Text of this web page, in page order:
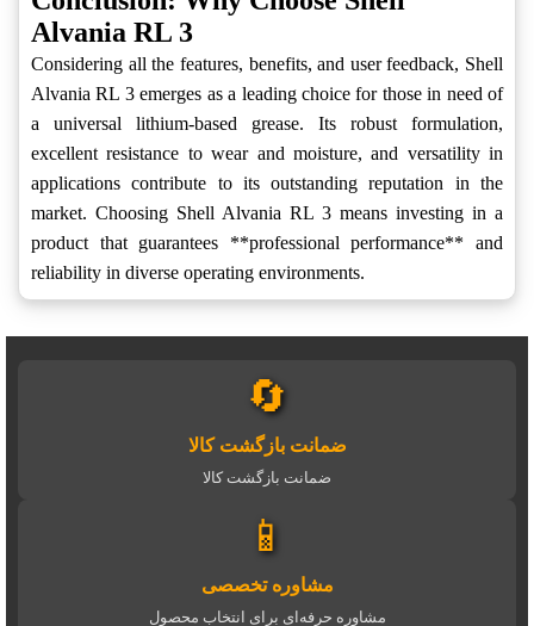
Alvania RL 3
Considering all the features, benefits, and user feedback, Shell
Alvania RL 3 emerges as a leading choice for those in need of
a universal lithium-based grease. Its robust formulation,
excellent resistance to wear and moisture, and versatility in
applications contribute to its outstanding reputation in the
market. Choosing Shell Alvania RL 3 means investing in a
product that guarantees **professional performance** and
reliability in diverse operating environments.
🔄
ضمانت بازگشت کالا
ضمانت بازگشت کالا
📱
مشاوره تخصصی
مشاوره حرفه‌ای برای انتخاب محصول